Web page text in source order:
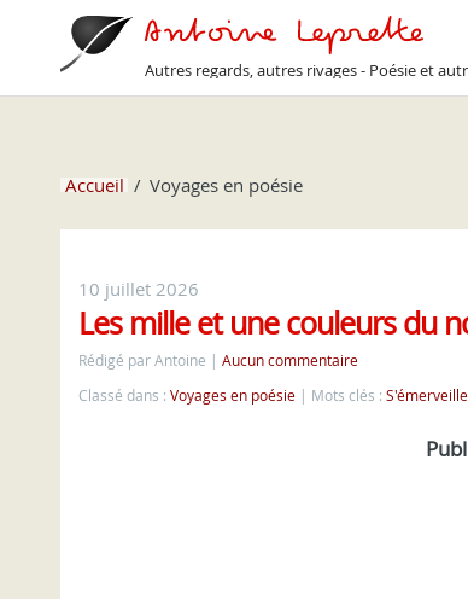
Autres regards, autres rivages - Poésie et
Accueil Voyages en poésie
10 juillet 2026
Les mille et une couleurs du
Rédigé par Antoine
Aucun commentaire
Classé dans : Voyages en poésie Mots clés :